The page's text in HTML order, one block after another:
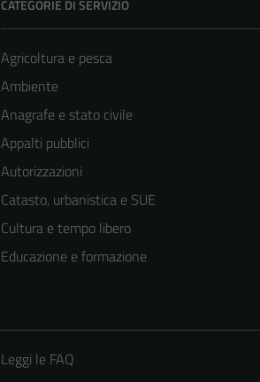
CATEGORIE DI SERVIZIO
Agricoltura e pesca
Ambiente
Anagrafe e stato civile
Appalti pubblici
Autorizzazioni
Catasto, urbanistica e SUE
Cultura e tempo libero
Educazione e formazione
Leggi le FAQ